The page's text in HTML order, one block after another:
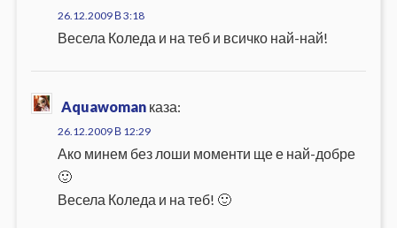
26.12.2009 В 3:18
Весела Коледа и на теб и всичко най-най!
Aquawoman каза:
26.12.2009 В 12:29
Ако минем без лоши моменти ще е най-добре
🙂
Весела Коледа и на теб! 🙂